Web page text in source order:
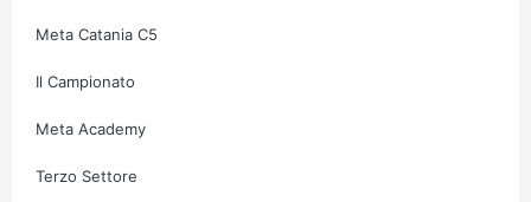
Meta Catania C5
Il Campionato
Meta Academy
Terzo Settore